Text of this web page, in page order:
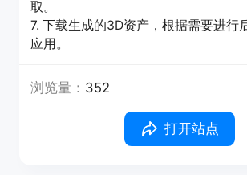
取。
7. 下载生成的3D资产，根据需要进行
应用。
浏览量： 352
打开站点